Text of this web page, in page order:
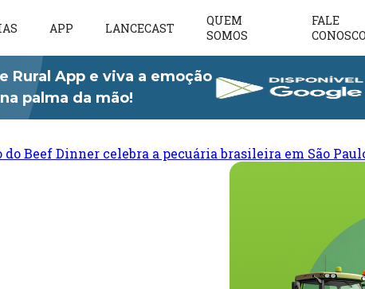
APP LANCECAST
QUEM
SOMOS
FALE
CONOSCO
Rural App e viva a emoção
palma da mão!
Beef Dinner celebra a pecuária brasileira em São